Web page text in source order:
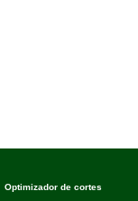
Optimizador de cortes